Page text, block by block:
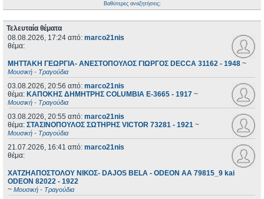
Βαθύτερες αναζητήσεις;
Τελευταία θέματα
08.08.2026, 17:24 από: marco21nis
θέμα:
ΜΗΤΤΑΚΗ ΓΕΩΡΓΙΑ- ΑΝΕΣΤΟΠΟΥΛΟΣ ΓΙΩΡΓΟΣ DECCA 31162 - 1948 ~
Μουσική - Τραγούδια
03.08.2026, 20:56 από: marco21nis
θέμα: ΚΑΠΟΚΗΣ ΔΗΜΗΤΡΗΣ COLUMBIA E-3665 - 1917 ~
Μουσική - Τραγούδια
03.08.2026, 20:55 από: marco21nis
θέμα: ΣΤΑΣΙΝΟΠΟΥΛΟΣ ΣΩΤΗΡΗΣ VICTOR 73281 - 1921 ~
Μουσική - Τραγούδια
21.07.2026, 16:41 από: marco21nis
θέμα:
ΧΑΤΖΗΑΠΟΣΤΟΛΟΥ ΝΙΚΟΣ- DAJOS BELA - ODEON AA 79815_9 kai
ODEON 82022 - 1922
~ Μουσική - Τραγούδια